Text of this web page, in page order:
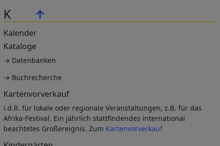
K ↑
Kalender
Kataloge
→ Datenbanken
→ Buchrecherche
Kartenvorverkauf
i.d.R. für lokale oder regionale Veranstaltungen, z.B. für das
Afrika-Festival. Ein jährlich stattfindendes international
beachtetes Großereignis. Zum Kartenvorverkauf